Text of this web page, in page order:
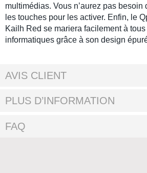
multimédias. Vous n’aurez pas besoin
les touches pour les activer. Enfin, le
Kailh Red se mariera facilement à
informatiques grâce à son design
AVIS CLIENT
PLUS D’INFORMATION
FAQ